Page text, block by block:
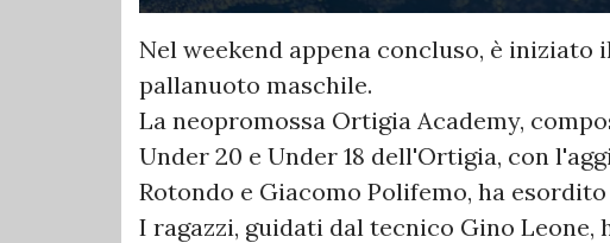
Nel weekend appena concluso, è iniziato
pallanuoto maschile.
La neopromossa Ortigia Academy,
Under 20 e Under 18 dell'Ortigia, con
Rotondo e Giacomo Polifemo, ha
I ragazzi, guidati dal tecnico Gino Leone,